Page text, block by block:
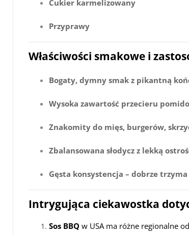
Cukier karmelizowany
Przyprawy
Właściwości smakowe i
Bogaty, dymny smak z pikantną
Wysoka zawartość przecieru
Znakomity do mięs, burgerów,
Zbalansowana słodycz z lekką
Gęsta konsystencja – dobrze
Intrygująca ciekawostka
Sos BBQ w USA ma różne regionalne